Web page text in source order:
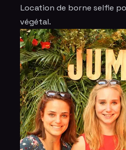
Location de borne selfie
végétal.